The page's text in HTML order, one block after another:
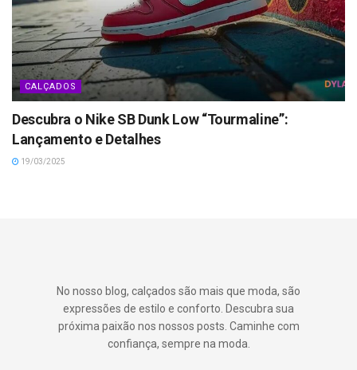
CALÇADOS
Descubra o Nike SB Dunk Low “Tourmaline”:
Lançamento e Detalhes
19/03/2025
No nosso blog, calçados são mais que moda, são
expressões de estilo e conforto. Descubra sua
próxima paixão nos nossos posts. Caminhe com
confiança, sempre na moda.